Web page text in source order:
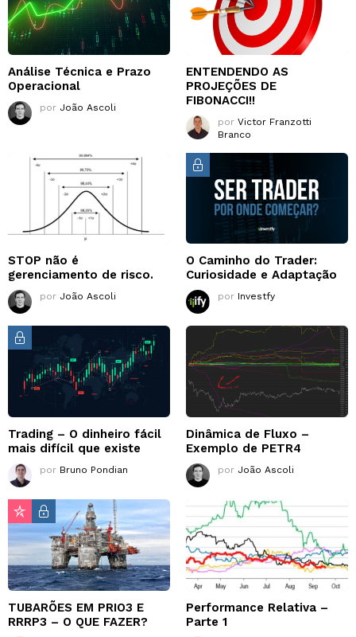
Análise Técnica e Prazo
Operacional
por João Ascoli
ENTENDENDO AS
PROJEÇÕES DE
FIBONACCI!!
por Victor Franzotti
Branco
STOP não é
gerenciamento de risco.
por João Ascoli
O Caminho do Trader:
Curiosidade e Adaptação
por Investfy
Trading – O dinheiro fácil
mais difícil que existe
por Bruno Pondian
Dinâmica de Fluxo –
Exemplo de PETR4
por João Ascoli
TUBARÕES EM PRIO3 E
RRRP3 – O QUE FAZER?
Performance Relativa –
Parte 1